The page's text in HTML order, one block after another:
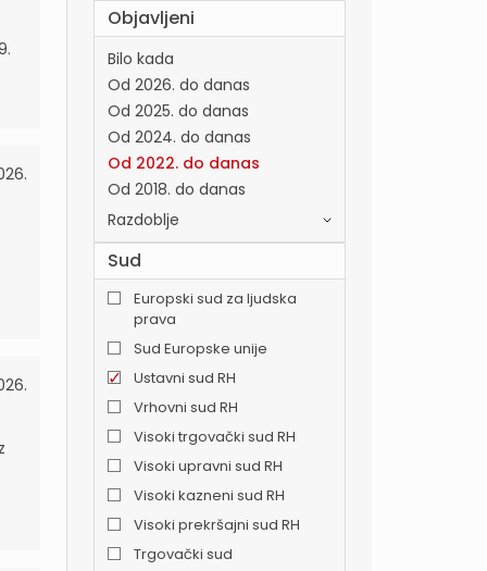
Objavljeni
Bilo kada
Od 2026. do danas
Od 2025. do danas
Od 2024. do danas
Od 2022. do danas
Od 2018. do danas
Razdoblje
Sud
Europski sud za ljudska
prava
Sud Europske unije
Ustavni sud RH
Vrhovni sud RH
Visoki trgovački sud RH
Visoki upravni sud RH
Visoki kazneni sud RH
Visoki prekršajni sud RH
Trgovački sud